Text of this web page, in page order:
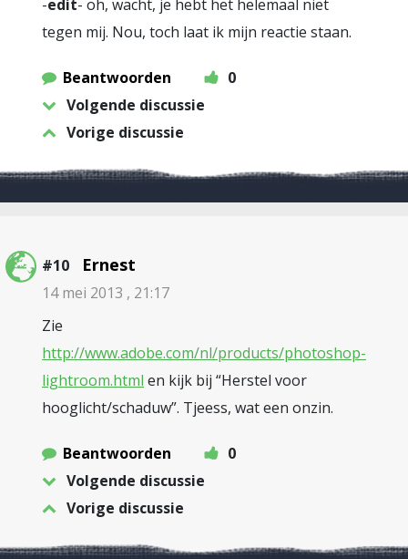
-edit- oh, wacht, je hebt het helemaal niet
tegen mij. Nou, toch laat ik mijn reactie staan.
Beantwoorden
0
Volgende discussie
Vorige discussie
#10 Ernest
14 mei 2013 , 21:17
Zie
http://www.adobe.com/nl/products/photoshop-
lightroom.html en kijk bij “Herstel voor
hooglicht/schaduw”. Tjeess, wat een onzin.
Beantwoorden
0
Volgende discussie
Vorige discussie